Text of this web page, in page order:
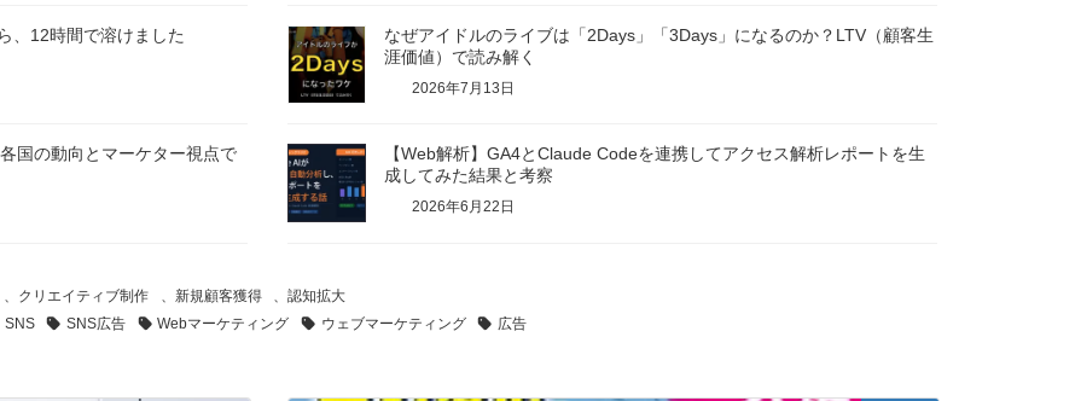
、12時間で溶けました
なぜアイドルのライブは「2Days」「3Days」になるのか？LTV（顧客生
涯価値）で読み解く
2026年7月13日
国の動向とマーケター視点で
【Web解析】GA4とClaude Codeを連携してアクセス解析レポートを生
成してみた結果と考察
2026年6月22日
、 クリエイティブ制作 、 新規顧客獲得 、認知拡大
SNS SNS広告 Webマーケティング ウェブマーケティング 広告